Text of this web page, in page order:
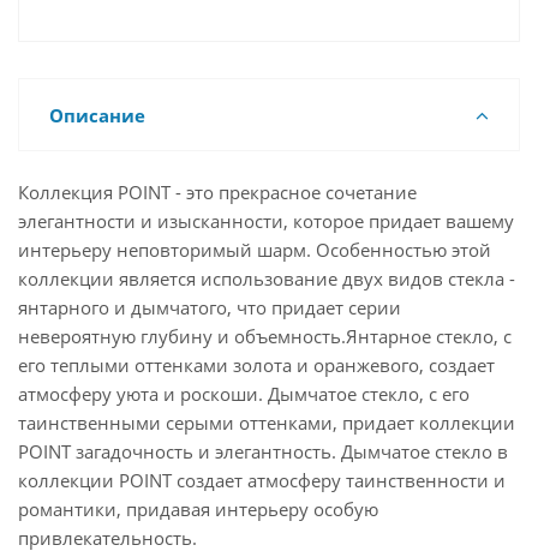
Описание
Коллекция POINT - это прекрасное сочетание
элегантности и изысканности, которое придает вашему
интерьеру неповторимый шарм. Особенностью этой
коллекции является использование двух видов стекла -
янтарного и дымчатого, что придает серии
невероятную глубину и объемность.Янтарное стекло, с
его теплыми оттенками золота и оранжевого, создает
атмосферу уюта и роскоши. Дымчатое стекло, с его
таинственными серыми оттенками, придает коллекции
POINT загадочность и элегантность. Дымчатое стекло в
коллекции POINT создает атмосферу таинственности и
романтики, придавая интерьеру особую
привлекательность.